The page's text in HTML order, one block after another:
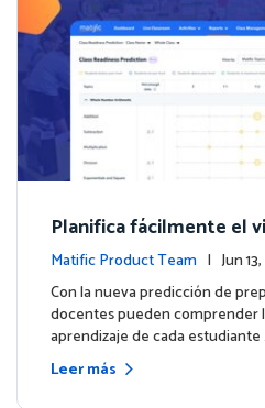
Planifica fácilmente el
e cada estudiante con
e preparación de la clase
Matific Product Team | Jun
o
Con la nueva predicción de
docentes pueden comprender
aprendizaje de cada estudiante
Leer más